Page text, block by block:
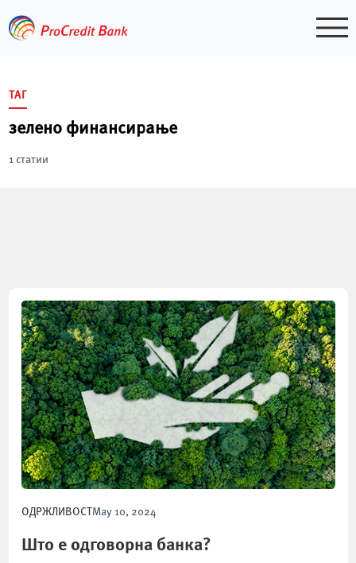
to
content
ТАГ
зелено финансирање
1 статии
ОДРЖЛИВОСТMay 10, 2024
Што е одговорна банка?